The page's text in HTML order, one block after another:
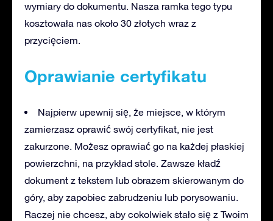
wymiary do dokumentu. Nasza ramka tego typu
kosztowała nas około 30 złotych wraz z
przycięciem.
Oprawianie certyfikatu
Najpierw upewnij się, że miejsce, w którym
zamierzasz oprawić swój certyfikat, nie jest
zakurzone. Możesz oprawiać go na każdej płaskiej
powierzchni, na przykład stole. Zawsze kładź
dokument z tekstem lub obrazem skierowanym do
góry, aby zapobiec zabrudzeniu lub porysowaniu.
Raczej nie chcesz, aby cokolwiek stało się z Twoim